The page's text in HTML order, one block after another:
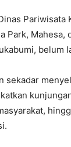
Pariwisata
Park, Mahesa,
belum
sekadar